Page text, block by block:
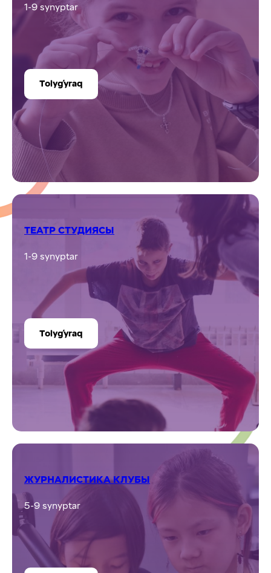
1-9 synyptar
Tolyǵyraq
ТЕАТР СТУДИЯСЫ
1-9 synyptar
Tolyǵyraq
ЖУРНАЛИСТИКА КЛУБЫ
5-9 synyptar